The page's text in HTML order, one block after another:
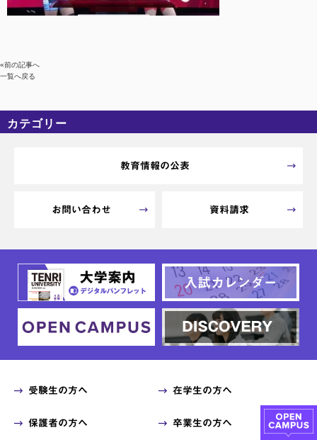
«前の記事へ
一覧へ戻る
カテゴリー
教育情報の公表
お問い合わせ 資料請求
受験生の方へ 在学生の方へ
保護者の方へ 卒業生の方へ